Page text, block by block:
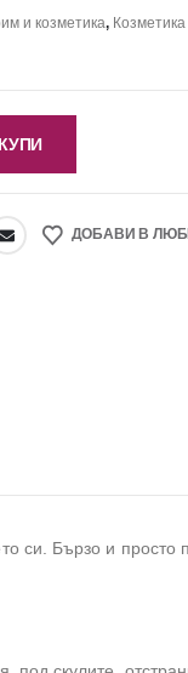
и козметика, Козметика
КУПИ
ДОБАВИ В
си. Бързо и